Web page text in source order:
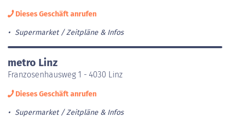
Dieses Geschäft anrufen
Supermarket Zeitpläne & Infos
metro Linz
Franzosenhausweg 1 - 4030 Linz
Dieses Geschäft anrufen
Supermarket Zeitpläne & Infos